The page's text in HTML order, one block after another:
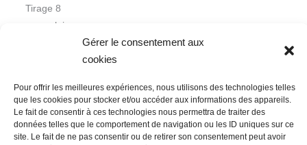
Gérer le consentement aux
cookies
Pour offrir les meilleures expériences, nous utilisons des technologies telles
que les cookies pour stocker et/ou accéder aux informations des appareils.
Le fait de consentir à ces technologies nous permettra de traiter des
données telles que le comportement de navigation ou les ID uniques sur ce
site. Le fait de ne pas consentir ou de retirer son consentement peut avoir
Tirage 8
exemplaires
Nous contacter
Conditions Générales de Ventes